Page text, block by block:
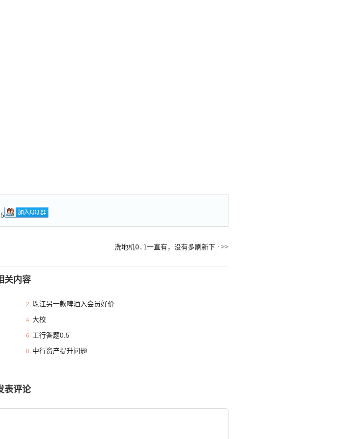
洗地机0.1一直有，没有多刷新下
关内容
2 珠江另一款啤酒入会员好价
4 大校
6 工行答题0.5
8 中行资产提升问题
表评论